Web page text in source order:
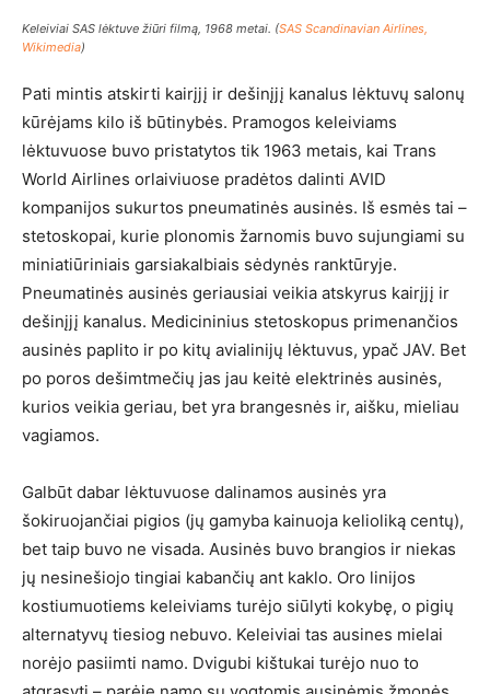
Keleiviai SAS lėktuve žiūri filmą, 1968 metai. (SAS Scandinavian Airlines,
Wikimedia)
Pati mintis atskirti kairįjį ir dešinįjį kanalus lėktuvų salonų
kūrėjams kilo iš būtinybės. Pramogos keleiviams
lėktuvuose buvo pristatytos tik 1963 metais, kai Trans
World Airlines orlaiviuose pradėtos dalinti AVID
kompanijos sukurtos pneumatinės ausinės. Iš esmės tai –
stetoskopai, kurie plonomis žarnomis buvo sujungiami su
miniatiūriniais garsiakalbiais sėdynės ranktūryje.
Pneumatinės ausinės geriausiai veikia atskyrus kairįjį ir
dešinįjį kanalus. Medicininius stetoskopus primenančios
ausinės paplito ir po kitų avialinijų lėktuvus, ypač JAV. Bet
po poros dešimtmečių jas jau keitė elektrinės ausinės,
kurios veikia geriau, bet yra brangesnės ir, aišku, mieliau
vagiamos.
Galbūt dabar lėktuvuose dalinamos ausinės yra
šokiruojančiai pigios (jų gamyba kainuoja kelioliką centų),
bet taip buvo ne visada. Ausinės buvo brangios ir niekas
jų nesinešiojo tingiai kabančių ant kaklo. Oro linijos
kostiumuotiems keleiviams turėjo siūlyti kokybę, o pigių
alternatyvų tiesiog nebuvo. Keleiviai tas ausines mielai
norėjo pasiimti namo. Dvigubi kištukai turėjo nuo to